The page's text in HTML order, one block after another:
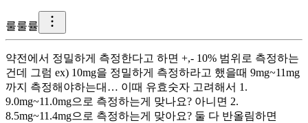
룰룰률
약전에서 정밀하게 측정한다고 하면 +,- 10% 범위로 측정하는
건데 그럼 ex) 10mg을 정밀하게 측정하라고 했을때 9mg~11mg
까지 측정해야하는대… 이때 유효숫자 고려해서 1.
9.0mg~11.0mg으로 측정하는게 맞나요? 아니면 2.
8.5mg~11.4mg으로 측정하는게 맞아요? 둘 다 반올림하면